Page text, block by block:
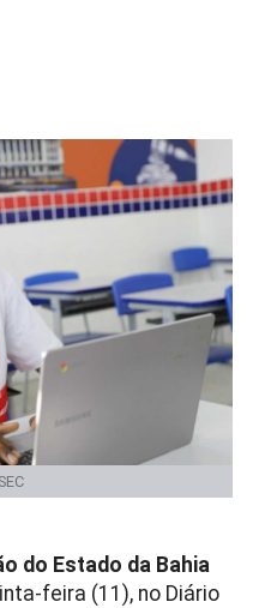
do Estado da Bahia
feira (11), no Diário